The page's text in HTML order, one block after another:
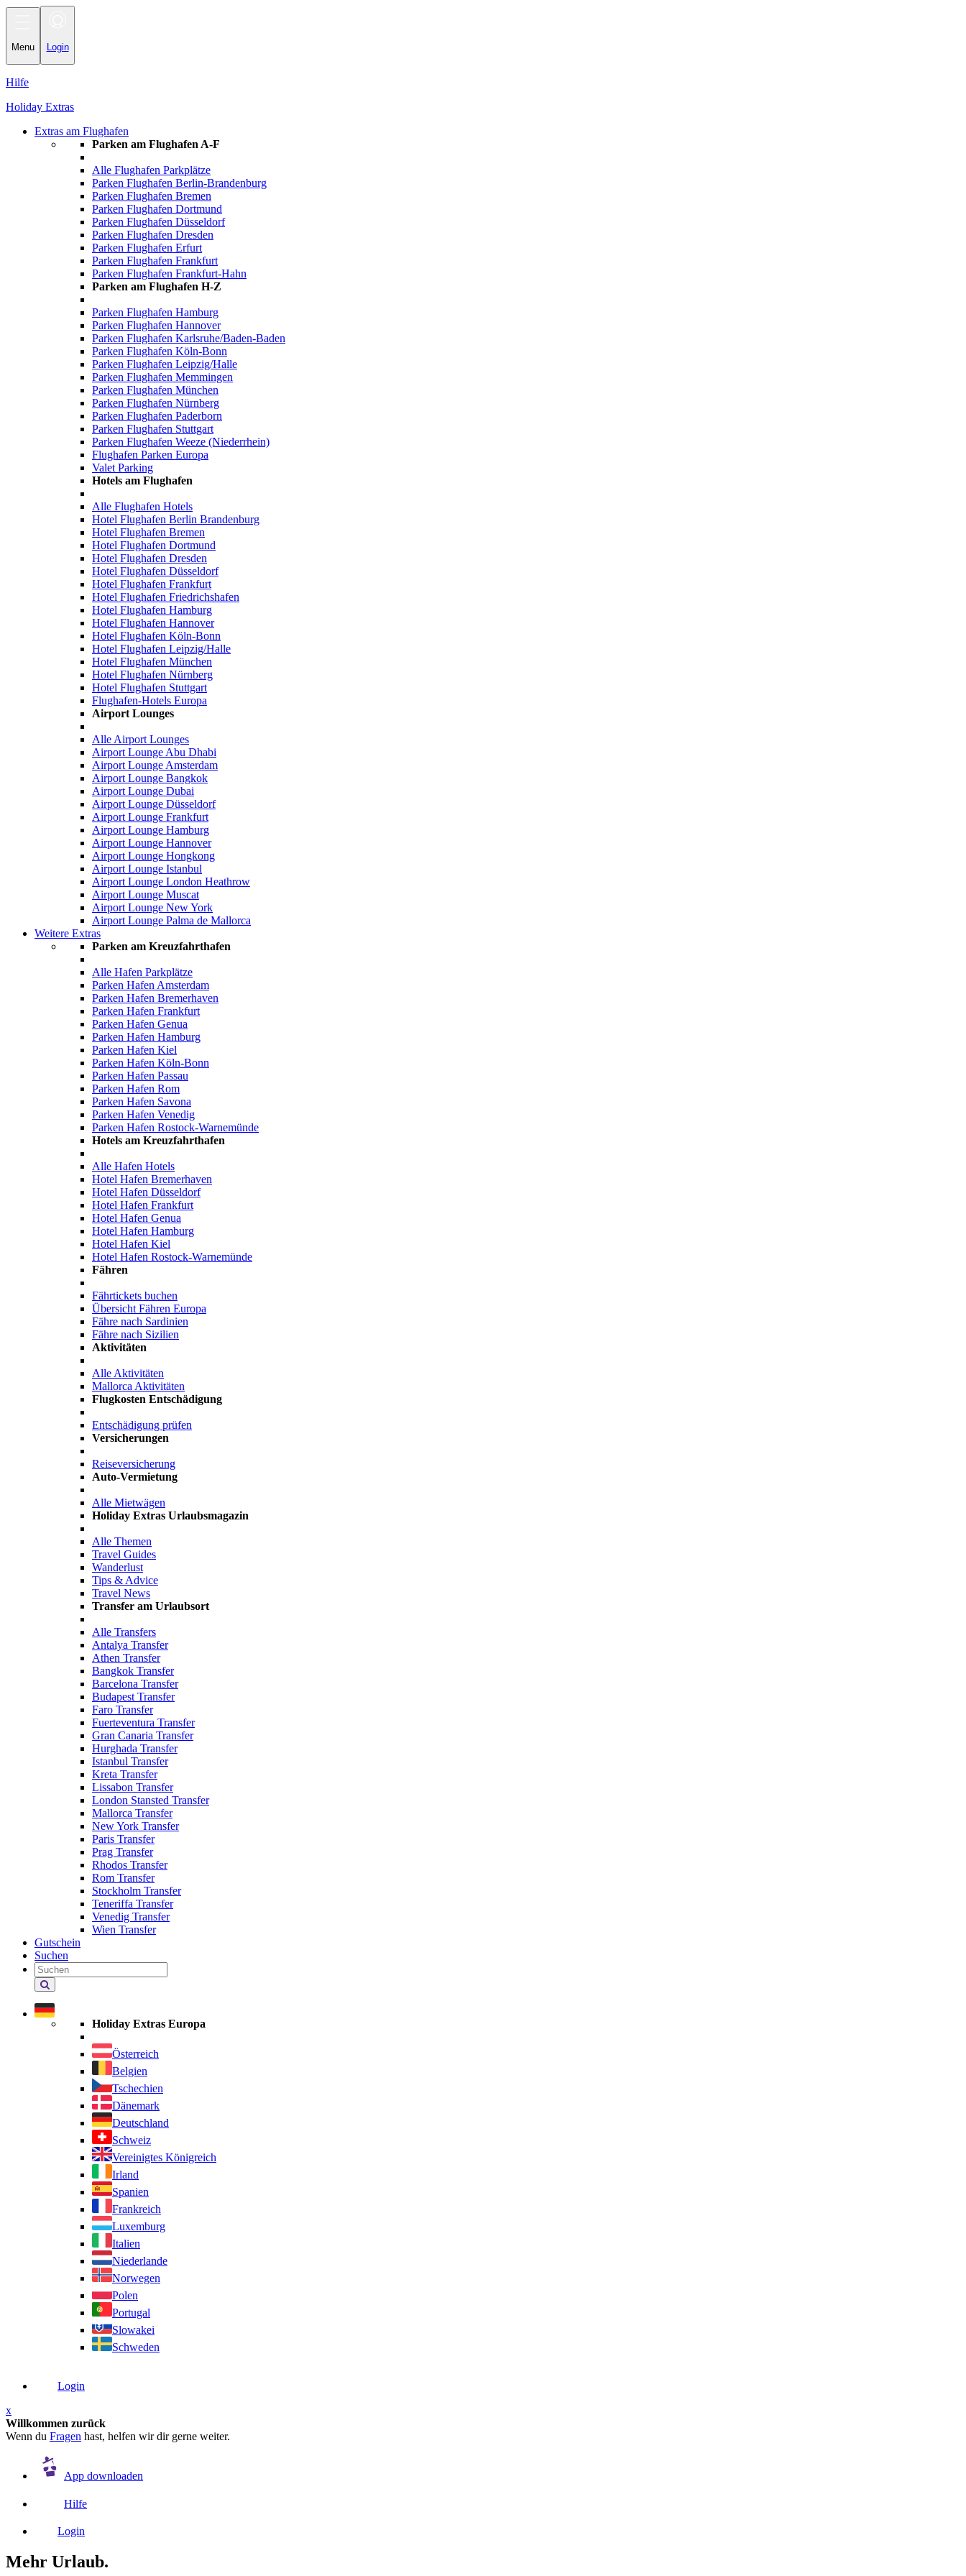
Menu Login
Hilfe
Holiday Extras
Extras am Flughafen
Parken am Flughafen A-F
Alle Flughafen Parkplätze
Parken Flughafen Berlin-Brandenburg
Parken Flughafen Bremen
Parken Flughafen Dortmund
Parken Flughafen Düsseldorf
Parken Flughafen Dresden
Parken Flughafen Erfurt
Parken Flughafen Frankfurt
Parken Flughafen Frankfurt-Hahn
Parken am Flughafen H-Z
Parken Flughafen Hamburg
Parken Flughafen Hannover
Parken Flughafen Karlsruhe/Baden-Baden
Parken Flughafen Köln-Bonn
Parken Flughafen Leipzig/Halle
Parken Flughafen Memmingen
Parken Flughafen München
Parken Flughafen Nürnberg
Parken Flughafen Paderborn
Parken Flughafen Stuttgart
Parken Flughafen Weeze (Niederrhein)
Flughafen Parken Europa
Valet Parking
Hotels am Flughafen
Alle Flughafen Hotels
Hotel Flughafen Berlin Brandenburg
Hotel Flughafen Bremen
Hotel Flughafen Dortmund
Hotel Flughafen Dresden
Hotel Flughafen Düsseldorf
Hotel Flughafen Frankfurt
Hotel Flughafen Friedrichshafen
Hotel Flughafen Hamburg
Hotel Flughafen Hannover
Hotel Flughafen Köln-Bonn
Hotel Flughafen Leipzig/Halle
Hotel Flughafen München
Hotel Flughafen Nürnberg
Hotel Flughafen Stuttgart
Flughafen-Hotels Europa
Airport Lounges
Alle Airport Lounges
Airport Lounge Abu Dhabi
Airport Lounge Amsterdam
Airport Lounge Bangkok
Airport Lounge Dubai
Airport Lounge Düsseldorf
Airport Lounge Frankfurt
Airport Lounge Hamburg
Airport Lounge Hannover
Airport Lounge Hongkong
Airport Lounge Istanbul
Airport Lounge London Heathrow
Airport Lounge Muscat
Airport Lounge New York
Airport Lounge Palma de Mallorca
Weitere Extras
Parken am Kreuzfahrthafen
Alle Hafen Parkplätze
Parken Hafen Amsterdam
Parken Hafen Bremerhaven
Parken Hafen Frankfurt
Parken Hafen Genua
Parken Hafen Hamburg
Parken Hafen Kiel
Parken Hafen Köln-Bonn
Parken Hafen Passau
Parken Hafen Rom
Parken Hafen Savona
Parken Hafen Venedig
Parken Hafen Rostock-Warnemünde
Hotels am Kreuzfahrthafen
Alle Hafen Hotels
Hotel Hafen Bremerhaven
Hotel Hafen Düsseldorf
Hotel Hafen Frankfurt
Hotel Hafen Genua
Hotel Hafen Hamburg
Hotel Hafen Kiel
Hotel Hafen Rostock-Warnemünde
Fähren
Fährtickets buchen
Übersicht Fähren Europa
Fähre nach Sardinien
Fähre nach Sizilien
Aktivitäten
Alle Aktivitäten
Mallorca Aktivitäten
Flugkosten Entschädigung
Entschädigung prüfen
Versicherungen
Reiseversicherung
Auto-Vermietung
Alle Mietwägen
Holiday Extras Urlaubsmagazin
Alle Themen
Travel Guides
Wanderlust
Tips & Advice
Travel News
Transfer am Urlaubsort
Alle Transfers
Antalya Transfer
Athen Transfer
Bangkok Transfer
Barcelona Transfer
Budapest Transfer
Faro Transfer
Fuerteventura Transfer
Gran Canaria Transfer
Hurghada Transfer
Istanbul Transfer
Kreta Transfer
Lissabon Transfer
London Stansted Transfer
Mallorca Transfer
New York Transfer
Paris Transfer
Prag Transfer
Rhodos Transfer
Rom Transfer
Stockholm Transfer
Teneriffa Transfer
Venedig Transfer
Wien Transfer
Gutschein
Suchen
Holiday
Extras
durchsuchen
Holiday Extras Europa
Österreich
Belgien
Tschechien
Dänemark
Deutschland
Schweiz
Vereinigtes Königreich
Irland
Spanien
Frankreich
Luxemburg
Italien
Niederlande
Norwegen
Polen
Portugal
Slowakei
Schweden
Login
x
Willkommen zurück
Wenn du Fragen hast, helfen wir dir gerne weiter.
App downloaden
Hilfe
Login
Mehr Urlaub.